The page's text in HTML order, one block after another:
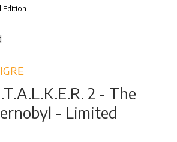
Edition
2 - The
- Limited